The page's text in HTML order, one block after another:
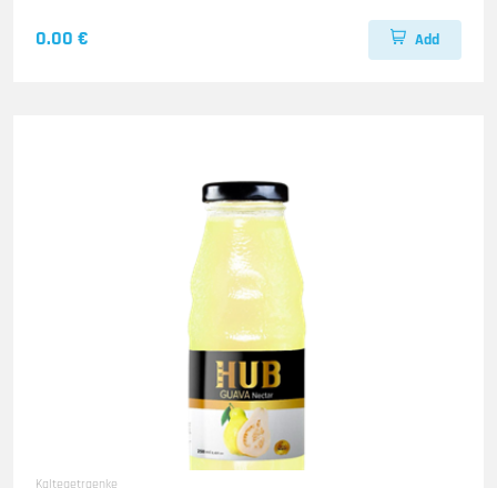
0.00 € Add
Kaltegetraenke